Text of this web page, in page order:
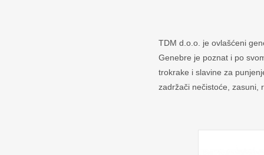
TDM d.o.o. je ovlašćeni
Genebre je poznat i po
trokrake i slavine za
zadržači nečistoće, zasuni,